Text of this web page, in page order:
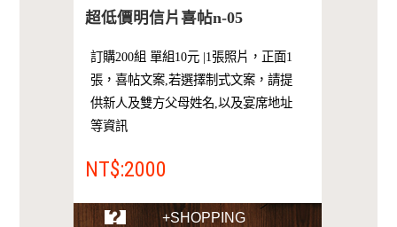
超低價明信片喜帖n-05
訂購200組 單組10元 |1張照片，正面1
張，喜帖文案,若選擇制式文案，請提
供新人及雙方父母姓名,以及宴席地址
等資訊
NT$:2000
+SHOPPING